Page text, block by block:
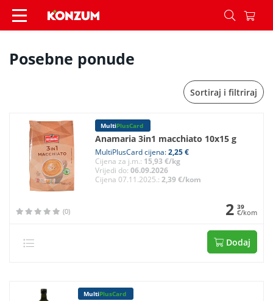
Posebne ponude - Konzum
Posebne ponude
Sortiraj i filtriraj
MultiPlusCard
Anamaria 3in1 macchiato 10x15 g
MultiPlusCard cijena:2,25 €
Cijena za j.m.: 15,93 €/kg
Vrijedi do: 06.09.2026
Cijena 07.11.2025.: 2,39 €/kom
(0) 2 39
€/kom
Dodaj
MultiPlusCard